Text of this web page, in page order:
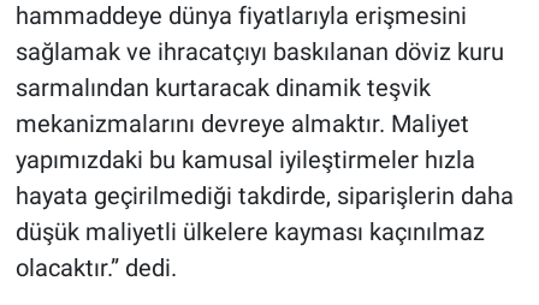
hammaddeye dünya fiyatlarıyla erişmesini
sağlamak ve ihracatçıyı baskılanan döviz kuru
sarmalından kurtaracak dinamik teşvik
mekanizmalarını devreye almaktır. Maliyet
yapımızdaki bu kamusal iyileştirmeler hızla
hayata geçirilmediği takdirde, siparişlerin daha
düşük maliyetli ülkelere kayması kaçınılmaz
olacaktır.” dedi.